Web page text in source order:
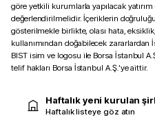
göre yetkili kurumlarla yapılacak
değerlendirilmelidir. İçeriklerin
gösterilmekle birlikte, olası hata,
kullanımından doğabilecek
BIST isim ve logosu ile Borsa İstanbul
telif hakları Borsa İstanbul A.Ş.’ye aittir.
Haftalık yeni kurulan
Haftalık listeye göz atın